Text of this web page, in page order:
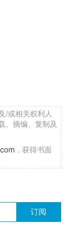
/或相关权利人
、摘编、复制及
，获得书面
订阅